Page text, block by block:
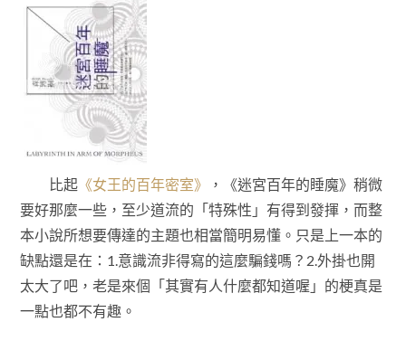
比起《女王的百年密室》
，《迷宮百年的睡魔》稍微
要好那麼一些，至少道流的「特殊性」有得到發揮，而整
本小說所想要傳達的主題也相當簡明易懂。只是上一本的
缺點還是在：1.意識流非得寫的這麼騙錢嗎？2.外掛也開
太大了吧，老是來個「其實有人什麼都知道喔」的梗真是
一點也都不有趣。